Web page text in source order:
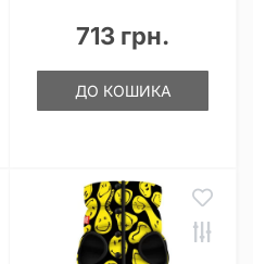
713 грн.
ДО КОШИКА